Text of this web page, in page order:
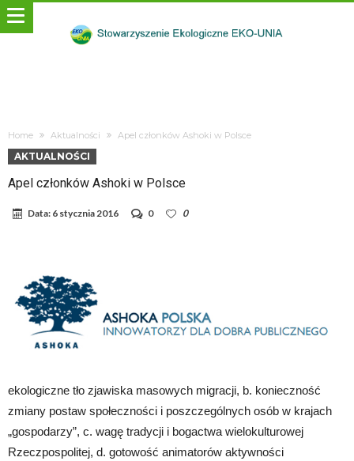
Home Aktualności Apel członków Ashoki w Polsce
AKTUALNOŚCI
Apel członków Ashoki w Polsce
Data: 6 stycznia 2016 0 0
ekologiczne tło zjawiska masowych migracji, b. konieczność
zmiany postaw społeczności i poszczególnych osób w krajach
„gospodarzy”, c. wagę tradycji i bogactwa wielokulturowej
Rzeczpospolitej, d. gotowość animatorów aktywności